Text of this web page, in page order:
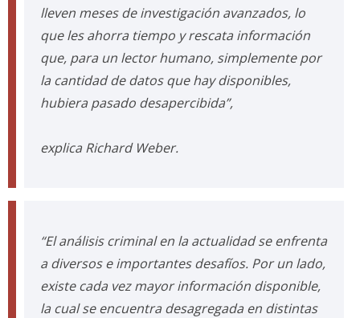
lleven meses de investigación avanzados, lo
que les ahorra tiempo y rescata información
que, para un lector humano, simplemente por
la cantidad de datos que hay disponibles,
hubiera pasado desapercibida”,
explica Richard Weber.
“El análisis criminal en la actualidad se enfrenta
a diversos e importantes desafíos. Por un lado,
existe cada vez mayor información disponible,
la cual se encuentra desagregada en distintas